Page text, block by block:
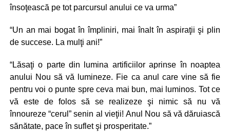
însoţească pe tot parcursul anului ce va urma”
“Un an mai bogat în împliniri, mai înalt în aspiraţii şi plin
de succese. La mulţi ani!”
“Lăsaţi o parte din lumina artificiilor aprinse în noaptea
anului Nou să vă lumineze. Fie ca anul care vine să fie
pentru voi o punte spre ceva mai bun, mai luminos. Tot ce
vă este de folos să se realizeze şi nimic să nu vă
înnoureze “cerul” senin al vieţii! Anul Nou să vă dăruiască
sănătate, pace în suflet şi prosperitate.”